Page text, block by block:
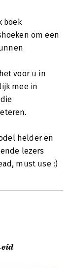
boek
om een
voor u in
mee in
helder en
lezers
must use :)